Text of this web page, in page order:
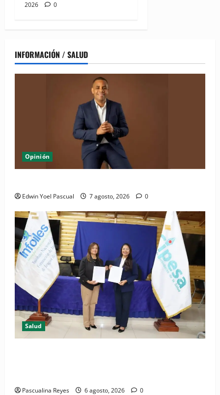
2026
0
INFORMACIÓN / SALUD
Opinión
Edwin Yoel Pascual 7 agosto, 2026 0
Salud
Pascualina Reyes 6 agosto, 2026 0